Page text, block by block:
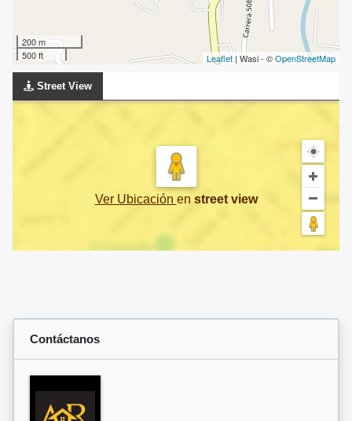
200 m
500 ft
Leaflet | Wasi - ©OpenStreetMap
Street View
Ver Ubicación en street view
Contáctanos